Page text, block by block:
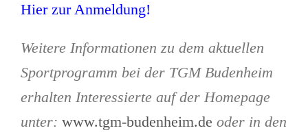
Hier zur Anmeldung!
Weitere Informationen zu dem aktuellen
Sportprogramm bei der TGM Budenheim
erhalten Interessierte auf der Homepage
unter: www.tgm-budenheim.de oder in den